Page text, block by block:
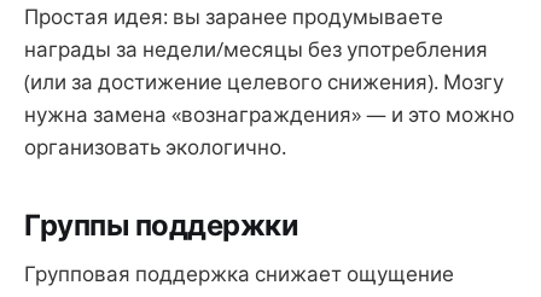
Простая идея: вы заранее продумываете
награды за недели/месяцы без употребления
(или за достижение целевого снижения). Мозгу
нужна замена «вознаграждения» — и это можно
организовать экологично.
Группы поддержки
Групповая поддержка снижает ощущение